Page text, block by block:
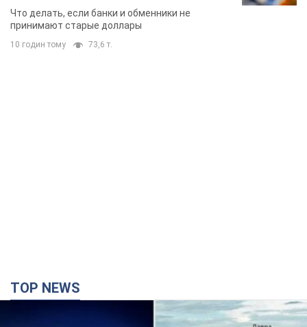
банки такие купюры
Что делать, если банки и обменники не
принимают старые доллары
10 годин тому 73,6 т.
TOP NEWS